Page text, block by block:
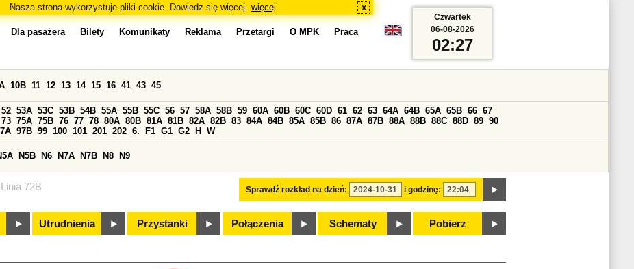
Nasza strona wykorzystuje pliki cookie. Dowiedz się więcej. więcej x
Linia 72B
Dla pasażera Bilety Komunikaty Reklama Przetargi O MPK Praca
Sprawdź rozkład na dzień: i godzinę:
10B 11 12 13 14 15 16 41 43 45
52 53A 53C 53B 54B 55A 55B 55C 56 57 58A 58B 59 60A 60B 60C 60D 61 62 63 64A 64B 65A 65B 66 67
73 75A 75B 76 77 78 80A 80B 81A 81B 82A 82B 83 84A 84B 85A 85B 86 87A 87B 88A 88B 88C 88D 89 90
97B 99 100 101 201 202 6. F1 G1 G2 H W
N5B N6 N7A N7B N8 N9
Utrudnienia Przystanki Połączenia Schematy Pobierz
Czwartek
06-08-2026
02:27